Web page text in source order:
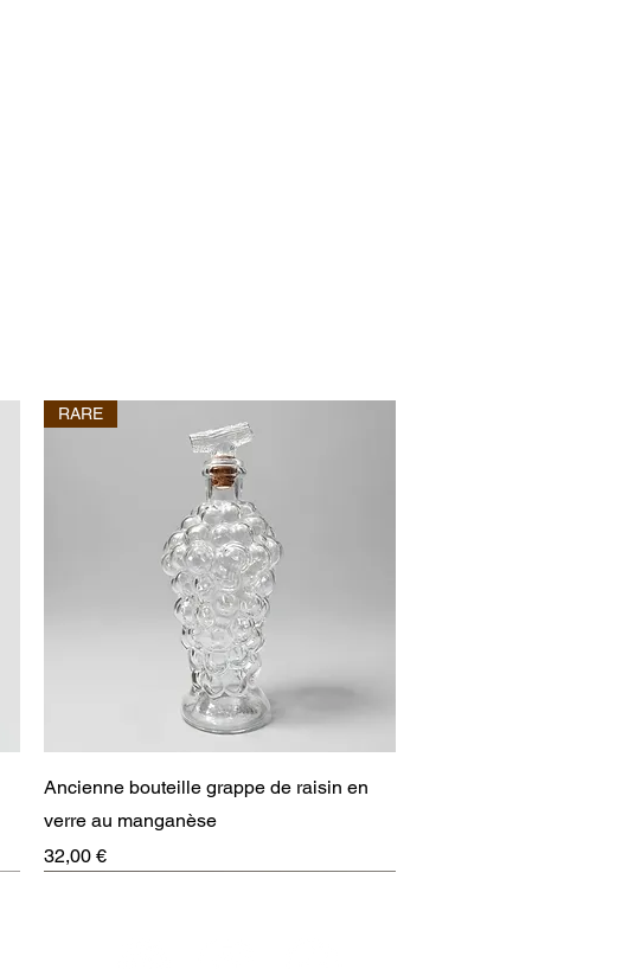
Aperçu rapide
RARE
Ancienne bouteille grappe de raisin en
verre au manganèse
Prix
32,00 €